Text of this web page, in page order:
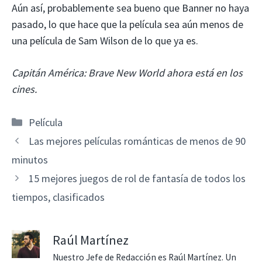
Aún así, probablemente sea bueno que Banner no haya
pasado, lo que hace que la película sea aún menos de
una película de Sam Wilson de lo que ya es.
Capitán América: Brave New World ahora está en los
cines.
Categorías
Película
Las mejores películas románticas de menos de 90
minutos
15 mejores juegos de rol de fantasía de todos los
tiempos, clasificados
Raúl Martínez
Nuestro Jefe de Redacción es Raúl Martínez. Un